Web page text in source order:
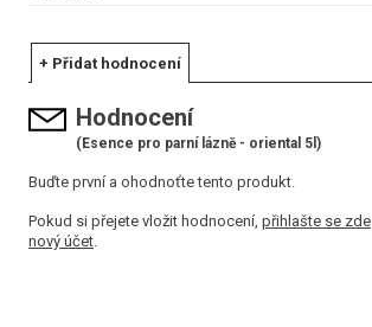
+ Přidat hodnocení
Hodnocení
(Esence pro parní lázně - oriental 5l)
Buďte první a ohodnoťte tento produkt.
Pokud si přejete vložit hodnocení, přihlašte se zde
nový účet.